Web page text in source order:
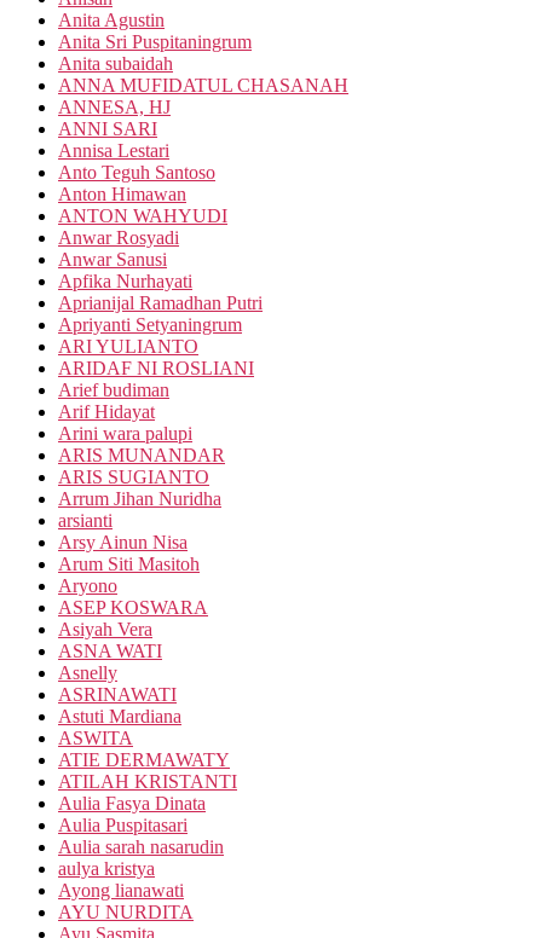
Anita Agustin
Anita Sri Puspitaningrum
Anita subaidah
ANNA MUFIDATUL CHASANAH
ANNESA, HJ
ANNI SARI
Annisa Lestari
Anto Teguh Santoso
Anton Himawan
ANTON WAHYUDI
Anwar Rosyadi
Anwar Sanusi
Apfika Nurhayati
Aprianijal Ramadhan Putri
Apriyanti Setyaningrum
ARI YULIANTO
ARIDAF NI ROSLIANI
Arief budiman
Arif Hidayat
Arini wara palupi
ARIS MUNANDAR
ARIS SUGIANTO
Arrum Jihan Nuridha
arsianti
Arsy Ainun Nisa
Arum Siti Masitoh
Aryono
ASEP KOSWARA
Asiyah Vera
ASNA WATI
Asnelly
ASRINAWATI
Astuti Mardiana
ASWITA
ATIE DERMAWATY
ATILAH KRISTANTI
Aulia Fasya Dinata
Aulia Puspitasari
Aulia sarah nasarudin
aulya kristya
Ayong lianawati
AYU NURDITA
Ayu Sasmita